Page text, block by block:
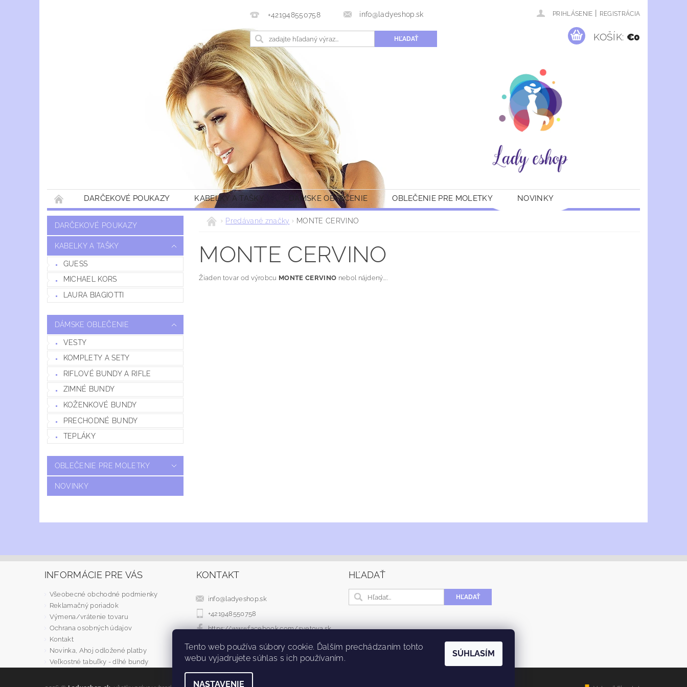
+421948550758 info@ladyeshop.sk PRIHLÁSENIE | REGISTRÁCIA
KOŠÍK: €0
DARČEKOVÉ POUKAZY KABELKY A TAŠKY DÁMSKE OBLEČENIE OBLEČENIE PRE MOLETKY NOVINKY
DARČEKOVÉ POUKAZY
KABELKY A TAŠKY
GUESS
MICHAEL KORS
LAURA BIAGIOTTI
DÁMSKE OBLEČENIE
VESTY
KOMPLETY A SETY
RIFLOVÉ BUNDY A RIFLE
ZIMNÉ BUNDY
KOŽENKOVÉ BUNDY
PRECHODNÉ BUNDY
TEPLÁKY
OBLEČENIE PRE MOLETKY
NOVINKY
Predávané značky MONTE CERVINO
MONTE CERVINO
Žiaden tovar od výrobcu MONTE CERVINO nebol nájdený....
INFORMÁCIE PRE VÁS
Všeobecné obchodné podmienky
Reklamačný poriadok
Výmena/vrátenie tovaru
Ochrana osobných údajov
Kontakt
Novinka, Ahoj odložené platby
Veľkostné tabuľky - dlhé bundy
KONTAKT
info@ladyeshop.sk
+421948550758
https://www.facebook.com/svetova.sk
HĽADAŤ
Tento web používa súbory cookie. Ďalším prechádzaním tohto
webu vyjadrujete súhlas s ich používaním.
NASTAVENIE
SÚHLASÍM